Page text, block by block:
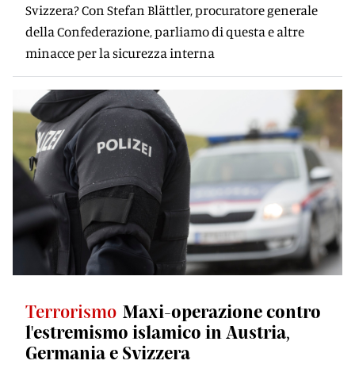
Svizzera? Con Stefan Blättler, procuratore generale
della Confederazione, parliamo di questa e altre
minacce per la sicurezza interna
Terrorismo Maxi-operazione contro
l'estremismo islamico in Austria,
Germania e Svizzera